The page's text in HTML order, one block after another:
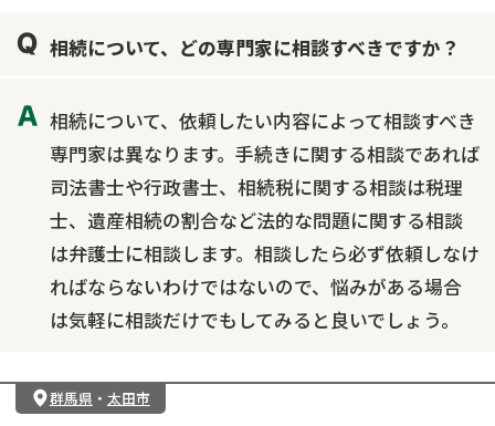
相続について、どの専門家に相談すべきですか？
相続について、依頼したい内容によって相談すべき
専門家は異なります。手続きに関する相談であれば
司法書士や行政書士、相続税に関する相談は税理
士、遺産相続の割合など法的な問題に関する相談
は弁護士に相談します。相談したら必ず依頼しなけ
ればならないわけではないので、悩みがある場合
は気軽に相談だけでもしてみると良いでしょう。
群馬県 ・ 太田市